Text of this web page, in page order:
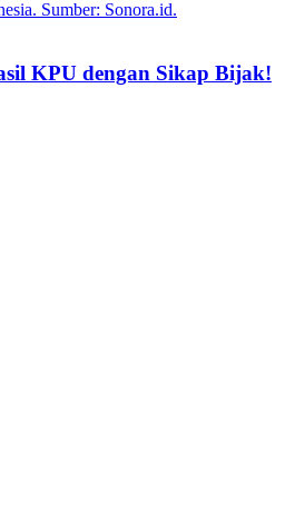
KPU dengan Sikap Bijak!